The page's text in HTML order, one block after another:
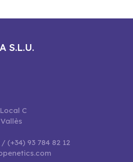
S.L.U.
C
(+34) 93 784 82 12